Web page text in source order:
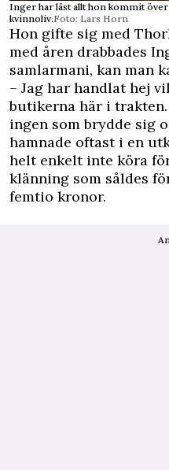
Inger har läst allt hon kommit
kvinnoliv.Foto: Lars Horn
Hon gifte sig med
med åren drabbades
samlarmani, kan man
– Jag har handlat hej
butikerna här i
ingen som brydde sig
hamnade oftast i en
helt enkelt inte köra
klänning som såldes
femtio kronor.